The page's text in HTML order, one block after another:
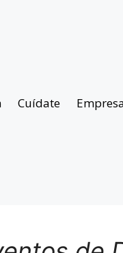
Cuídate